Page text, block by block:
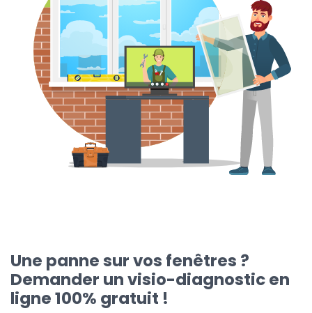
Une panne sur vos fenêtres ?
Demander un visio-diagnostic en
ligne 100% gratuit !